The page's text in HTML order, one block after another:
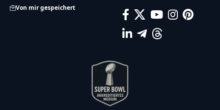
Von mir gespeichert